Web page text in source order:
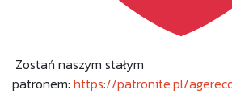
Zostań naszym stałym
patronem: https://patronite.pl/